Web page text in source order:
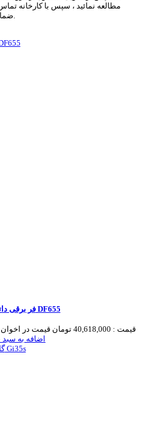
مطالعه نمائید ، سپس با کارخانه
فر برقی داتیس مدل DF655
قیمت : 40,618,000 تومان قیمت در
اضافه به سبد